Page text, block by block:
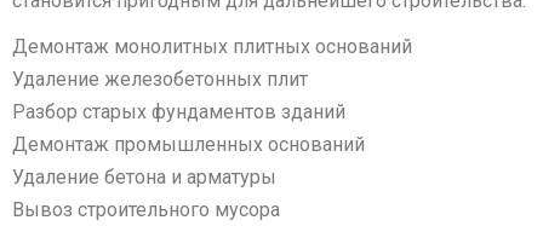
Демонтаж монолитных плитных оснований
Удаление железобетонных плит
Разбор старых фундаментов зданий
Демонтаж промышленных оснований
Удаление бетона и арматуры
Вывоз строительного мусора